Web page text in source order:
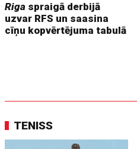
Riga spraigā derbijā
uzvar RFS un saasina
cīņu kopvērtējuma tabulā
TENISS